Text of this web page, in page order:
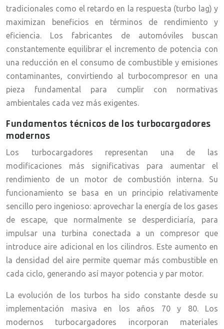
tradicionales como el retardo en la respuesta (turbo lag) y
maximizan beneficios en términos de rendimiento y
eficiencia. Los fabricantes de automóviles buscan
constantemente equilibrar el incremento de potencia con
una reducción en el consumo de combustible y emisiones
contaminantes, convirtiendo al turbocompresor en una
pieza fundamental para cumplir con normativas
ambientales cada vez más exigentes.
Fundamentos técnicos de los turbocargadores
modernos
Los turbocargadores representan una de las
modificaciones más significativas para aumentar el
rendimiento de un motor de combustión interna. Su
funcionamiento se basa en un principio relativamente
sencillo pero ingenioso: aprovechar la energía de los gases
de escape, que normalmente se desperdiciaría, para
impulsar una turbina conectada a un compresor que
introduce aire adicional en los cilindros. Este aumento en
la densidad del aire permite quemar más combustible en
cada ciclo, generando así mayor potencia y par motor.
La evolución de los turbos ha sido constante desde su
implementación masiva en los años 70 y 80. Los
modernos turbocargadores incorporan materiales